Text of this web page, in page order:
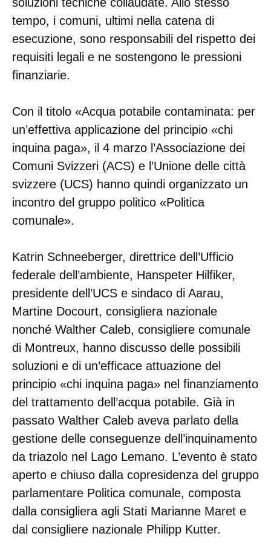
tempo, i comuni, ultimi nella catena di
esecuzione, sono responsabili del rispetto dei
requisiti legali e ne sostengono le pressioni
finanziarie.
Con il titolo «Acqua potabile contaminata: per
un’effettiva applicazione del principio «chi
inquina paga», il 4 marzo l’Associazione dei
Comuni Svizzeri (ACS) e l’Unione delle città
svizzere (UCS) hanno quindi organizzato un
incontro del gruppo politico «Politica
comunale».
Katrin Schneeberger, direttrice dell’Ufficio
federale dell’ambiente, Hanspeter Hilfiker,
presidente dell’UCS e sindaco di Aarau,
Martine Docourt, consigliera nazionale
nonché Walther Caleb, consigliere comunale
di Montreux, hanno discusso delle possibili
soluzioni e di un’efficace attuazione del
principio «chi inquina paga» nel finanziamento
del trattamento dell’acqua potabile. Già in
passato Walther Caleb aveva parlato della
gestione delle conseguenze dell’inquinamento
da triazolo nel Lago Lemano. L’evento è stato
aperto e chiuso dalla copresidenza del gruppo
parlamentare Politica comunale, composta
dalla consigliera agli Stati Marianne Maret e
dal consigliere nazionale Philipp Kutter.